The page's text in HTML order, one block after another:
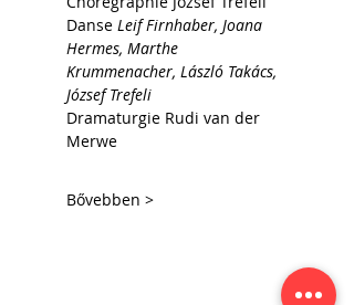
Danse Leif Firnhaber, Joana
Hermes, Marthe
Krummenacher, László Takács,
József Trefeli
Dramaturgie Rudi van der
Merwe
Bővebben >